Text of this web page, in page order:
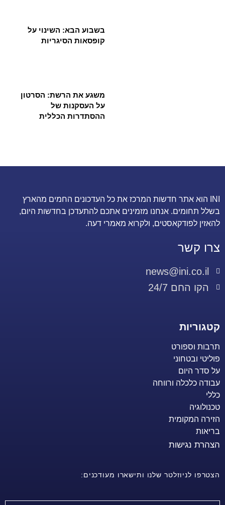
בשבוע הבא: השינוי על
קופסאות הסיגריות
משגע את הרשת: הסרטון
על העסקנות של
ההסתדרות הכללית
INI הוא אתר חדשות המרכז את כל העדכונים החמים מהארץ
בשלל תחומים. אנחנו מזמינים אתכם להתעדכן בחדשות היום,
להאזין לפודקאסטים, ולקרוא מאמרי דעה.
צרו קשר
news@ini.co.il
הקו החם 24/7
קטגוריות
תרבות וספורט
פוליטי ובטחוני
על סדר היום
עבודה כלכלה ורווחה
כללי
טכנולוגיה
הזירה המקומית
בריאות
הצהרת נגישות
הצטרפו לניוזלטר שלנו ותישארו מעודכנים: